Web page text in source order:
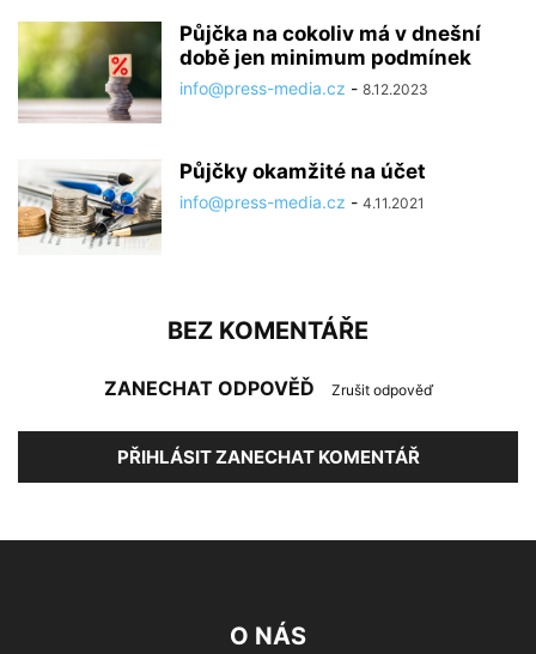
Půjčka na cokoliv má v dnešní
době jen minimum podmínek
info@press-media.cz - 8.12.2023
Půjčky okamžité na účet
info@press-media.cz - 4.11.2021
BEZ KOMENTÁŘE
ZANECHAT ODPOVĚĎ Zrušit odpověď
PŘIHLÁSIT ZANECHAT KOMENTÁŘ
O NÁS